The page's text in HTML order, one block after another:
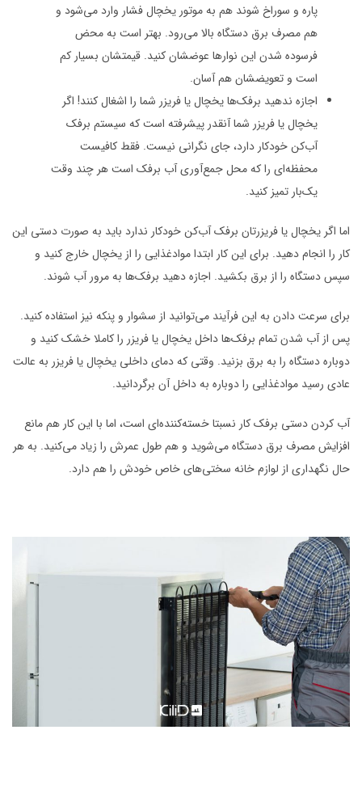
پاره و سوراخ شوند هم به موتور یخچال فشار وارد می‌شود و
هم مصرف برق دستگاه بالا می‌رود. بهتر است به محض
فرسوده شدن این نوارها عوضشان کنید. قیمتشان بسیار کم
است و تعویضشان هم آسان.
اجازه ندهید برفک‌ها یخچال یا فریزر شما را اشغال کنند! اگر
یخچال یا فریزر شما آنقدر پیشرفته است که سیستم برفک
آب‌کن خودکار دارد، جای نگرانی نیست. فقط کافیست
محفظه‌‌ای را که محل جمع‌آوری آب برفک است هر چند وقت
یک‌بار تمیز کنید.
اما اگر یخچال یا فریزرتان برفک‌ آب‌کن خودکار ندارد باید به صورت دستی این
کار را انجام دهید. برای این کار ابتدا موادغذایی را از یخچال خارج کنید و
سپس دستگاه را از برق بکشید. اجازه دهید برفک‌ها به مرور آب شوند.
برای سرعت دادن به این فرآیند می‌توانید از سشوار و پنکه نیز استفاده کنید.
پس از آب شدن تمام برفک‌ها داخل یخچال یا فریزر را کاملا خشک کنید و
دوباره دستگاه را به برق بزنید. وقتی که دمای داخلی یخچال یا فریزر به عالت
عادی رسید موادغذایی را دوباره به داخل آن برگردانید.
آب‌ کردن دستی برفک کار نسبتا خسته‌کننده‌ای است، اما با این کار هم مانع
افزایش مصرف برق دستگاه می‌شوید و هم طول عمرش را زیاد می‌کنید. به هر
حال نگهداری از لوازم خانه سختی‌های خاص خودش را هم دارد.